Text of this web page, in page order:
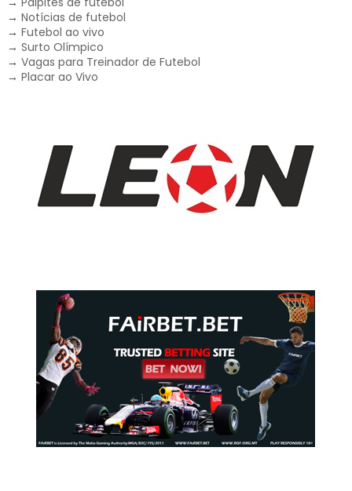
→ Notícias de futebol
→ Futebol ao vivo
→ Surto Olímpico
→ Vagas para Treinador de Futebol
→ Placar ao Vivo